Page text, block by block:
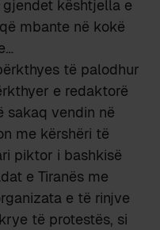
kështjella e
mbante në kokë
të palodhur
e redaktorë
sakaq vendin në
me kërshëri të
piktor i bashkisë
e Tiranës me
e të rinjve
të protestës, si